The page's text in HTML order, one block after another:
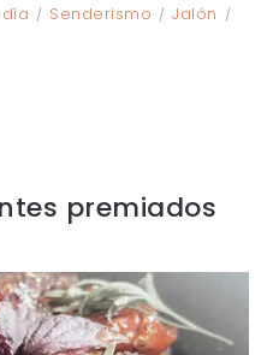
Senderismo
Jalón
premiados